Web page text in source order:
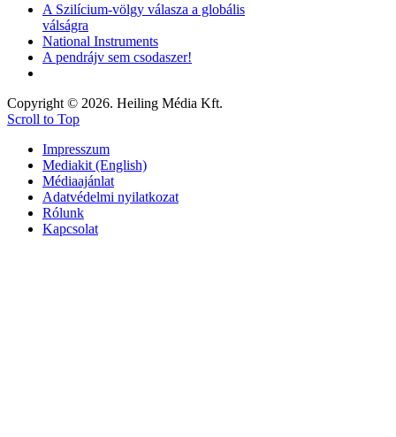
A Szilícium-völgy válasza a globális
válságra
National Instruments
A pendrájv sem csodaszer!
Copyright © 2026. Heiling Média Kft.
Scroll to Top
Impresszum
Mediakit (English)
Médiaajánlat
Adatvédelmi nyilatkozat
Rólunk
Kapcsolat